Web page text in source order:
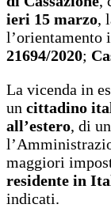
ieri 15 marzo,
l’orientamento
21694/2020;
La vicenda in
un cittadino
all’estero, di un
maggiori
residente in
indicati.